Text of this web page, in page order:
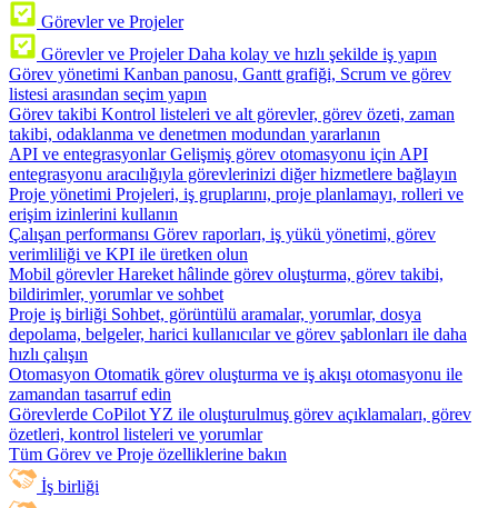
Görevler ve Projeler
Görevler ve Projeler Daha kolay ve hızlı şekilde iş yapın
Görev yönetimi Kanban panosu, Gantt grafiği, Scrum ve görev
listesi arasından seçim yapın
Görev takibi Kontrol listeleri ve alt görevler, görev özeti, zaman
takibi, odaklanma ve denetmen modundan yararlanın
API ve entegrasyonlar Gelişmiş görev otomasyonu için API
entegrasyonu aracılığıyla görevlerinizi diğer hizmetlere bağlayın
Proje yönetimi Projeleri, iş gruplarını, proje planlamayı, rolleri ve
erişim izinlerini kullanın
Çalışan performansı Görev raporları, iş yükü yönetimi, görev
verimliliği ve KPI ile üretken olun
Mobil görevler Hareket hâlinde görev oluşturma, görev takibi,
bildirimler, yorumlar ve sohbet
Proje iş birliği Sohbet, görüntülü aramalar, yorumlar, dosya
depolama, belgeler, harici kullanıcılar ve görev şablonları ile daha
hızlı çalışın
Otomasyon Otomatik görev oluşturma ve iş akışı otomasyonu ile
zamandan tasarruf edin
Görevlerde CoPilotYZ ile oluşturulmuş görev açıklamaları, görev
özetleri, kontrol listeleri ve yorumlar
Tüm Görev ve Proje özelliklerine bakın
İş birliği